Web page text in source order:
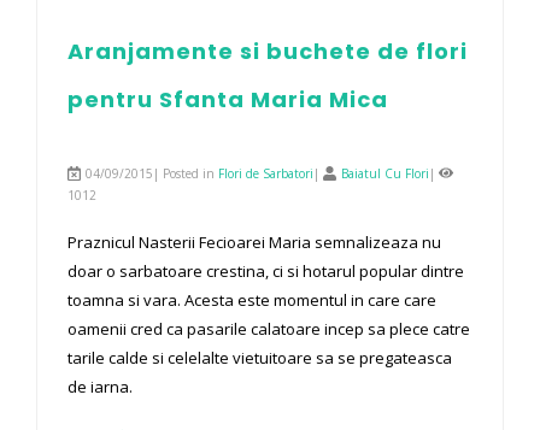
Aranjamente si buchete de flori
pentru Sfanta Maria Mica
04/09/2015| Posted in Flori de Sarbatori | Baiatul Cu Flori |
1012
Praznicul Nasterii Fecioarei Maria semnalizeaza nu
doar o sarbatoare crestina, ci si hotarul popular dintre
toamna si vara. Acesta este momentul in care care
oamenii cred ca pasarile calatoare incep sa plece catre
tarile calde si celelalte vietuitoare sa se pregateasca
de iarna.